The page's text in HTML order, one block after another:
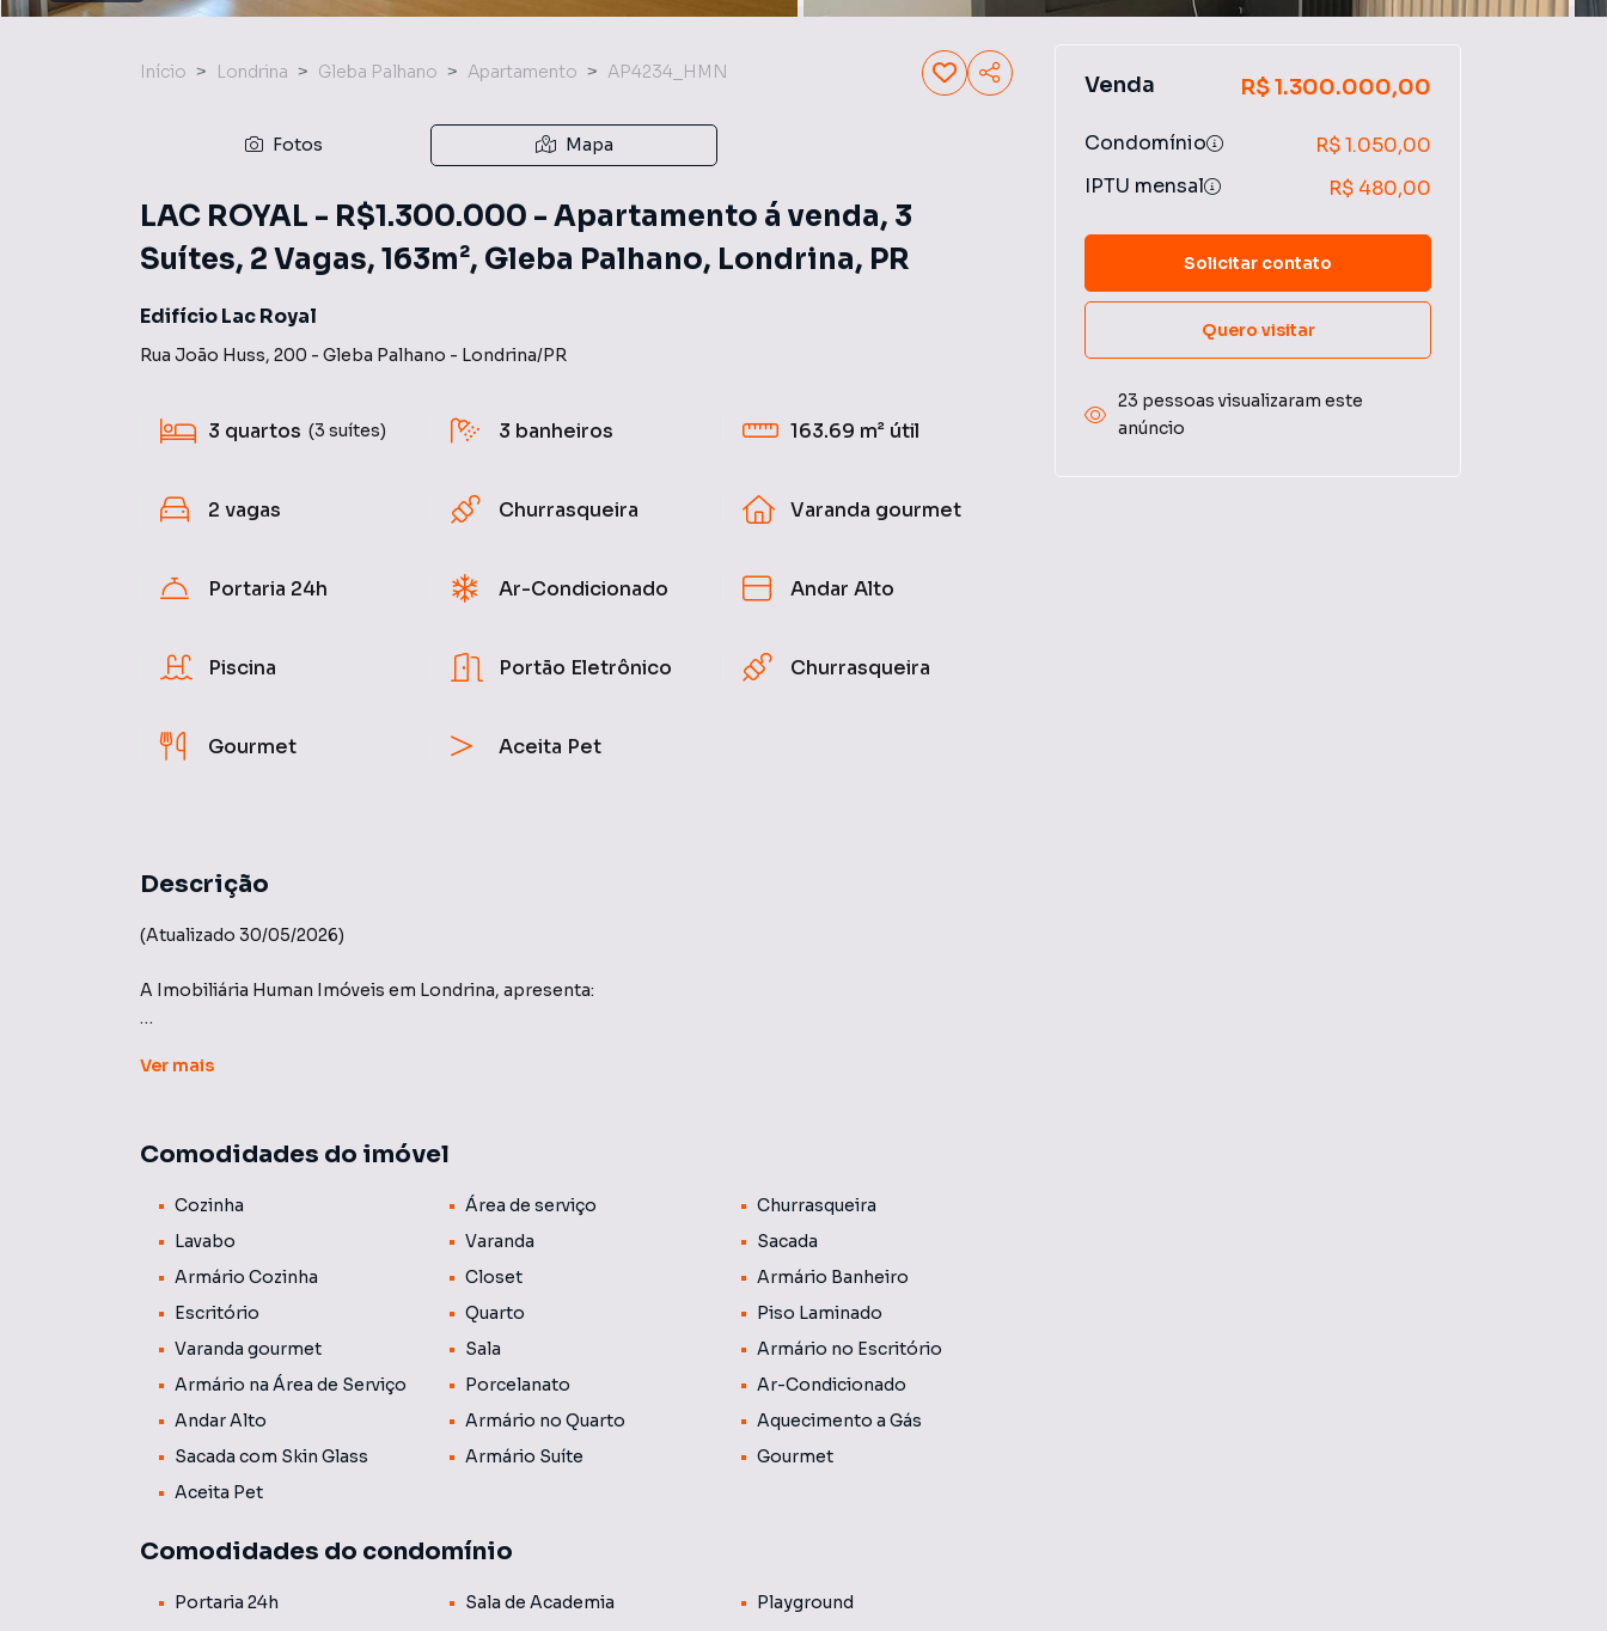
Início Londrina Gleba Palhano Apartamento AP4234_HMN
Fotos Mapa
LAC ROYAL - R$1.300.000 - Apartamento á venda, 3
Suítes, 2 Vagas, 163m², Gleba Palhano, Londrina, PR
Edifício Lac Royal
Rua João Huss, 200 - Gleba Palhano - Londrina/PR
3 quartos (3 suítes) 3 banheiros 163.69 m² útil
2 vagas Churrasqueira Varanda gourmet
Portaria 24h Ar-Condicionado Andar Alto
Piscina Portão Eletrônico Churrasqueira
Gourmet Aceita Pet
Descrição
(Atualizado 30/05/2026)
A Imobiliária Human Imóveis em Londrina, apresenta:
com churrasqueira fechada com screen glass, cozinha completa em armários planejados, área de
Lazer completo, salão de festas, playground, sala de jogos, academia, quadra poliesportiva e piscina.
Esse sonho fica bem pertinho do Shopping Aurora.Assinatura nada mais (Plaenge)
Ver mais
Comodidades do imóvel
Cozinha Área de serviço
Churrasqueira
Lavabo
Varanda
Sacada
Armário Cozinha
Closet
Armário Banheiro
Escritório
Quarto
Piso Laminado
Varanda gourmet
Sala
Armário no Escritório
Armário na Área de Serviço
Porcelanato
Ar-Condicionado
Andar Alto
Armário no Quarto
Aquecimento a Gás
Sacada com Skin Glass
Armário Suíte
Gourmet
Aceita Pet
Comodidades do condomínio
Portaria 24h Sala de Academia
Playground
Venda R$ 1.300.000,00
Condomínio
R$ 1.050,00
IPTU mensal
R$ 480,00
Solicitar contato
Quero visitar
23 pessoas visualizaram este
anúncio